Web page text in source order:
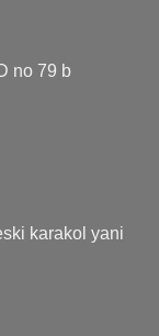
no 79 b
karakol yani